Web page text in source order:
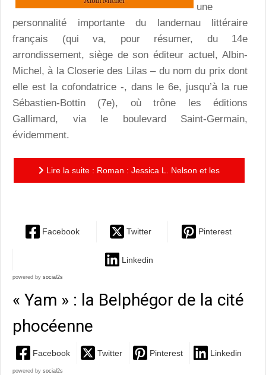
une
personnalité importante du landernau littéraire
français (qui va, pour résumer, du 14e
arrondissement, siège de son éditeur actuel, Albin-
Michel, à la Closerie des Lilas – du nom du prix dont
elle est la cofondatrice -, dans le 6e, jusqu’à la rue
Sébastien-Bottin (7e), où trône les éditions
Gallimard, via le boulevard Saint-Germain,
évidemment.
Lire la suite : Roman : Jessica L. Nelson et les
Facebook Twitter Pinterest
Linkedin
powered by social2s
« Yam » : la Belphégor de la cité
phocéenne
Facebook Twitter Pinterest Linkedin
powered by social2s